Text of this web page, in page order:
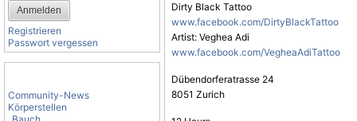
Registrieren
Passwort vergessen
Community-News
Körperstellen
Dirty Black Tattoo
www.facebook.com/DirtyBlackTattoo
Artist: Veghea Adi
www.facebook.com/VegheaAdiTattoo
Dübendorferatrasse 24
8051 Zurich